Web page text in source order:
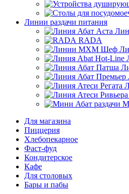
Линии раздачи питания
RADA
Для магазина
Пиццерия
Хлебопекарное
Фаст-фуд
Кондитерское
Кафе
Для столовых
Бары и пабы